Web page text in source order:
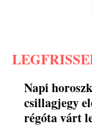
Napi
csillagjegy
régóta várt